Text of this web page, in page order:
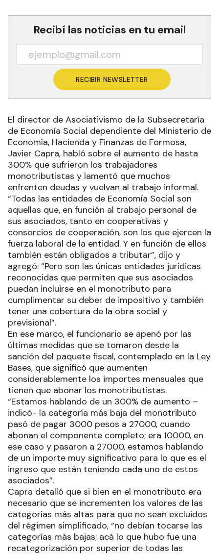
Recibí las noticias en tu email
RECIBIR NEWSLETTER
El director de Asociativismo de la Subsecretaría
de Economía Social dependiente del Ministerio de
Economía, Hacienda y Finanzas de Formosa,
Javier Capra, habló sobre el aumento de hasta
300% que sufrieron los trabajadores
monotributistas y lamentó que muchos
enfrenten deudas y vuelvan al trabajo informal.
“Todas las entidades de Economía Social son
aquellas que, en función al trabajo personal de
sus asociados, tanto en cooperativas y
consorcios de cooperación, son los que ejercen la
fuerza laboral de la entidad. Y en función de ellos
también están obligados a tributar”, dijo y
agregó: “Pero son las únicas entidades jurídicas
reconocidas que permiten que sus asociados
puedan incluirse en el monotributo para
cumplimentar su deber de impositivo y también
tener una cobertura de la obra social y
previsional”.
En ese marco, el funcionario se apenó por las
últimas medidas que se tomaron desde la
sanción del paquete fiscal, contemplado en la Ley
Bases, que significó que aumenten
considerablemente los importes mensuales que
tienen que abonar los monotributistas.
“Estamos hablando de un 300% de aumento –
indicó- la categoría más baja del monotributo
pasó de pagar 3000 pesos a 27000, cuando
abonan el componente completo; era 10000, en
ese caso y pasaron a 27000, estamos hablando
de un importe muy significativo para lo que es el
ingreso que están teniendo cada uno de estos
asociados”.
Capra detalló que si bien en el monotributo era
necesario que se incrementen los valores de las
categorías más altas para que no sean excluidos
del régimen simplificado, “no debían tocarse las
categorías más bajas; acá lo que hubo fue una
recategorización por superior de todas las